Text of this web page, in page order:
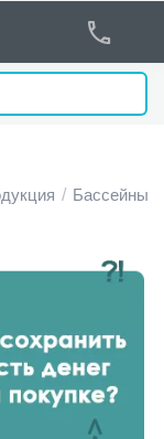
/ Бассейны